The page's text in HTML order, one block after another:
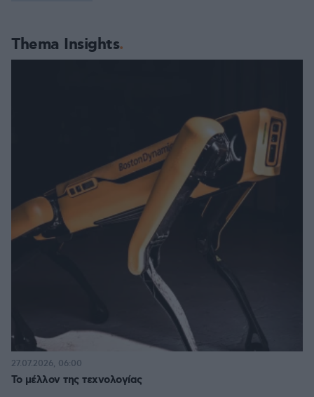
Thema Insights
Το μέλλον της τεχνολογίας
27.07.2026, 06:00